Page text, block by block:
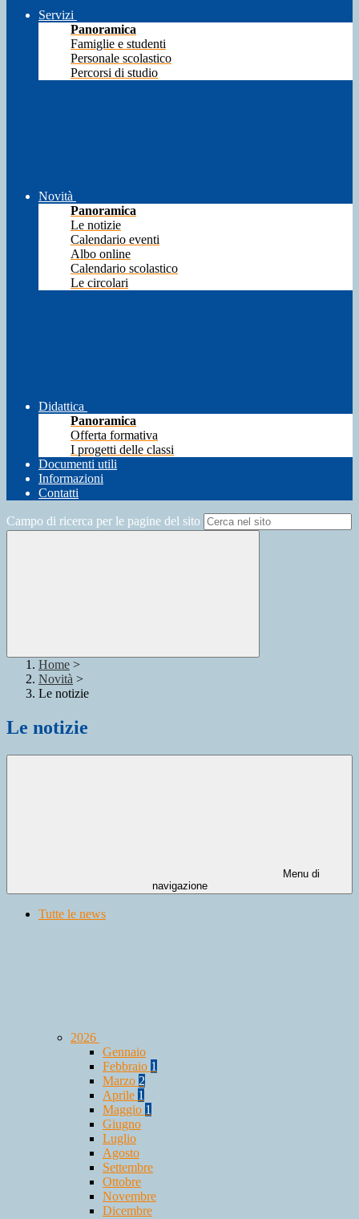
Servizi
Panoramica
Famiglie e studenti
Personale scolastico
Percorsi di studio
Novità
Panoramica
Le notizie
Calendario eventi
Albo online
Calendario scolastico
Le circolari
Didattica
Panoramica
Offerta formativa
I progetti delle classi
Documenti utili
Informazioni
Contatti
Campo di ricerca per le pagine del sito
Home >
Novità >
Le notizie
Le notizie
Menu di
navigazione
Tutte le news
2026
Gennaio
Febbraio 1
Marzo 2
Aprile 1
Maggio 1
Giugno
Luglio
Agosto
Settembre
Ottobre
Novembre
Dicembre